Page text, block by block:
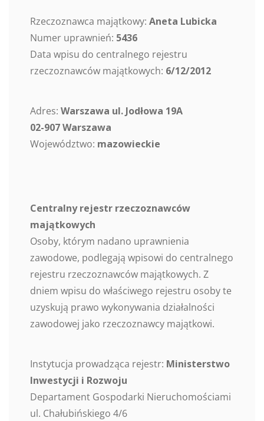
Rzeczoznawca majątkowy: Aneta Lubicka
Numer uprawnień: 5436
Data wpisu do centralnego rejestru
rzeczoznawców majątkowych: 6/12/2012
Adres: Warszawa ul. Jodłowa 19A
02-907 Warszawa
Województwo: mazowieckie
Centralny rejestr rzeczoznawców
majątkowych
Osoby, którym nadano uprawnienia
zawodowe, podlegają wpisowi do centralnego
rejestru rzeczoznawców majątkowych. Z
dniem wpisu do właściwego rejestru osoby te
uzyskują prawo wykonywania działalności
zawodowej jako rzeczoznawcy majątkowi.
Instytucja prowadząca rejestr: Ministerstwo
Inwestycji i Rozwoju
Departament Gospodarki Nieruchomościami
ul. Chałubińskiego 4/6